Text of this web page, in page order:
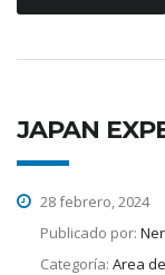
JAPAN
28 febrero, 2024
Publicado por:
Categoría: Area